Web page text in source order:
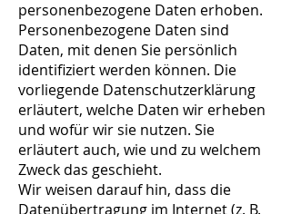
personenbezogene Daten erhoben.
Personenbezogene Daten sind
Daten, mit denen Sie persönlich
identifiziert werden können. Die
vorliegende Datenschutzerklärung
erläutert, welche Daten wir erheben
und wofür wir sie nutzen. Sie
erläutert auch, wie und zu welchem
Zweck das geschieht.
Wir weisen darauf hin, dass die
Datenübertragung im Internet (z. B.